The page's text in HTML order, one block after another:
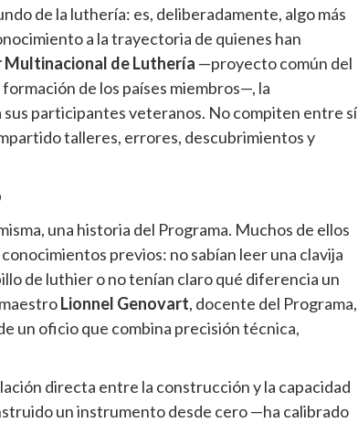
de la luthería: es, deliberadamente, algo más
a la trayectoria de quienes han
Multinacional de Luthería —proyecto común del
de los países miembros—, la
participantes veteranos. No compiten entre sí
talleres, errores, descubrimientos y
una historia del Programa. Muchos de ellos
previos: no sabían leer una clavija
de luthier o no tenían claro qué diferencia un
Lionnel Genovart, docente del Programa,
un oficio que combina precisión técnica,
directa entre la construcción y la capacidad
un instrumento desde cero —ha calibrado